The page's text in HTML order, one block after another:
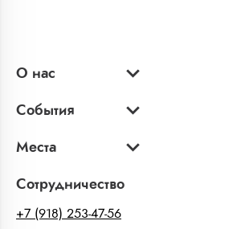
О нас
События
Места
Сотрудничество
+7 (918) 253-47-56